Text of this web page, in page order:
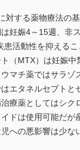
する薬物療法の
妊娠4～15週、非
活動性を抑えるこ
（MTX）は妊娠中
マチ薬ではサラゾ
エタネルセプトと
療薬としてはシク
ドは使用可能だが
への悪影響は少な